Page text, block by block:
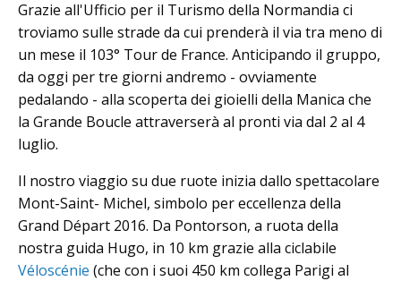
Grazie all'Ufficio per il Turismo della Normandia ci
troviamo sulle strade da cui prenderà il via tra meno di
un mese il 103° Tour de France. Anticipando il gruppo,
da oggi per tre giorni andremo - ovviamente
pedalando - alla scoperta dei gioielli della Manica che
la Grande Boucle attraverserà al pronti via dal 2 al 4
luglio.
Il nostro viaggio su due ruote inizia dallo spettacolare
Mont-Saint- Michel, simbolo per eccellenza della
Grand Départ 2016. Da Pontorson, a ruota della
nostra guida Hugo, in 10 km grazie alla ciclabile
Véloscénie (che con i suoi 450 km collega Parigi al